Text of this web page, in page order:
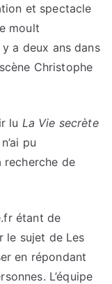
et spectacle
moult
a deux ans dans
Christophe
lu La Vie secrète
pu
recherche de
étant de
le sujet de Les
en répondant
L’équipe